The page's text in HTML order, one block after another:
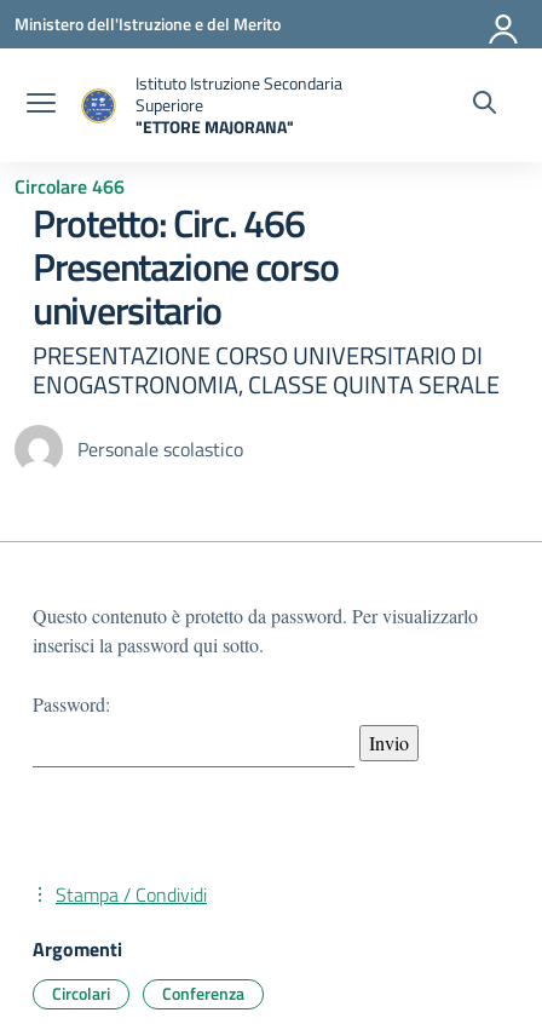
Vai ai contenuti
Vai al menu di navigazione
Vai al footer
Ministero dell'Istruzione e del Merito
Istituto Istruzione Secondaria
Superiore
"ETTORE MAJORANA"
Circolare 466
Protetto: Circ. 466
Presentazione corso
universitario
PRESENTAZIONE CORSO UNIVERSITARIO DI
ENOGASTRONOMIA, CLASSE QUINTA SERALE
Personale scolastico
Questo contenuto è protetto da password. Per visualizzarlo
inserisci la password qui sotto.
Password:
Stampa / Condividi
Argomenti
Circolari Conferenza